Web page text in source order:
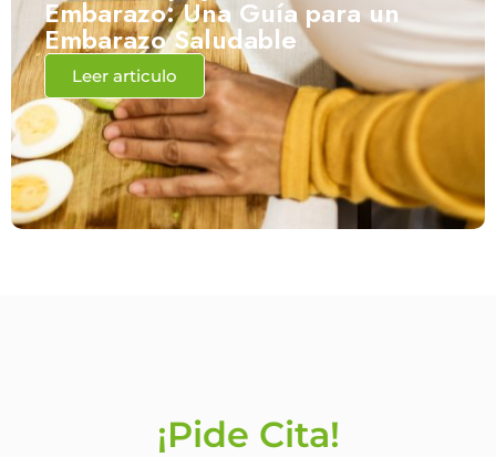
Embarazo: Una Guía para un
Embarazo Saludable
Leer articulo
¡Pide Cita!